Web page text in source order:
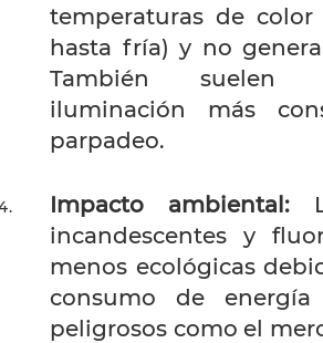
temperaturas de color
hasta fría) y no
También suelen
iluminación más
parpadeo.
Impacto ambiental:
incandescentes y
menos ecológicas
consumo de
peligrosos como el